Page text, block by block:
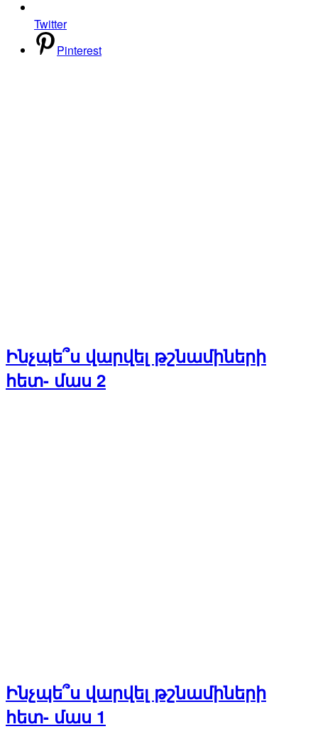
Twitter
Pinterest
Ինչպե՞ս վարվել թշնամիների
հետ- մաս 2
Ինչպե՞ս վարվել թշնամիների
հետ- մաս 1